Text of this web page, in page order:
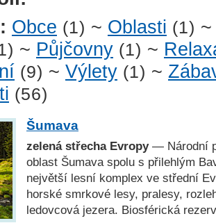
Obce (1) ~ Oblasti (1)
~ Půjčovny (1) ~
(9) ~ Výlety (1) ~
(56)
Šumava
zelená střecha Evropy— Národní
oblast Šumava spolu s přilehlým
největší lesní komplex ve střední
horské smrkové lesy, pralesy,
ledovcová jezera. Biosférická